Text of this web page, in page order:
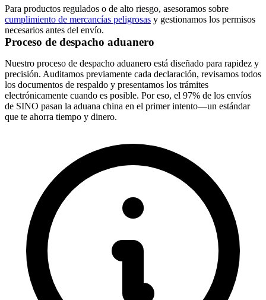
Para productos regulados o de alto riesgo, asesoramos sobre
cumplimiento de mercancías peligrosas y gestionamos los permisos
necesarios antes del envío.
Proceso de despacho aduanero
Nuestro proceso de despacho aduanero está diseñado para rapidez y
precisión. Auditamos previamente cada declaración, revisamos todos
los documentos de respaldo y presentamos los trámites
electrónicamente cuando es posible. Por eso, el 97% de los envíos
de SINO pasan la aduana china en el primer intento—un estándar
que te ahorra tiempo y dinero.